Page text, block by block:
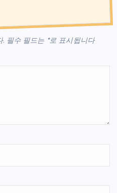
. 필수 필드는 *로 표시됩니다